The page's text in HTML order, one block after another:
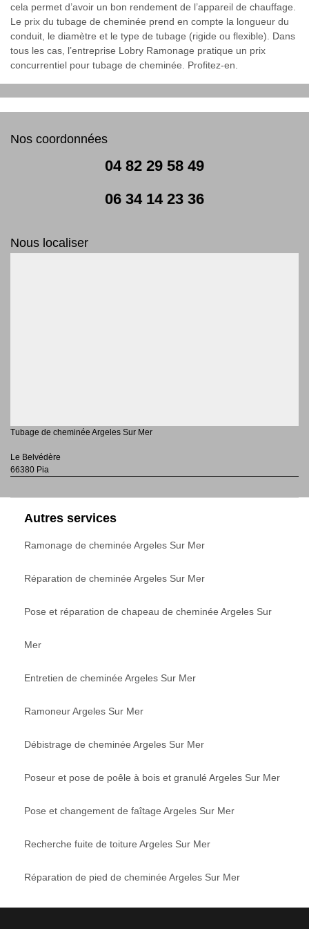
cela permet d’avoir un bon rendement de l’appareil de chauffage.
Le prix du tubage de cheminée prend en compte la longueur du
conduit, le diamètre et le type de tubage (rigide ou flexible). Dans
tous les cas, l’entreprise Lobry Ramonage pratique un prix
concurrentiel pour tubage de cheminée. Profitez-en.
Nos coordonnées
04 82 29 58 49
06 34 14 23 36
Nous localiser
Tubage de cheminée Argeles Sur Mer
Le Belvédère
66380 Pia
Autres services
Ramonage de cheminée Argeles Sur Mer
Réparation de cheminée Argeles Sur Mer
Pose et réparation de chapeau de cheminée Argeles Sur
Mer
Entretien de cheminée Argeles Sur Mer
Ramoneur Argeles Sur Mer
Débistrage de cheminée Argeles Sur Mer
Poseur et pose de poêle à bois et granulé Argeles Sur Mer
Pose et changement de faîtage Argeles Sur Mer
Recherche fuite de toiture Argeles Sur Mer
Réparation de pied de cheminée Argeles Sur Mer